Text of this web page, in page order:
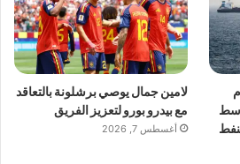
لامين جمال يوصي برشلونة بالتعاقد
مع بيدرو بورو لتعزيز الفريق
أغسطس 7, 2026